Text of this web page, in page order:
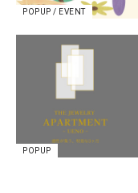
POPUP / EVENT
POPUP